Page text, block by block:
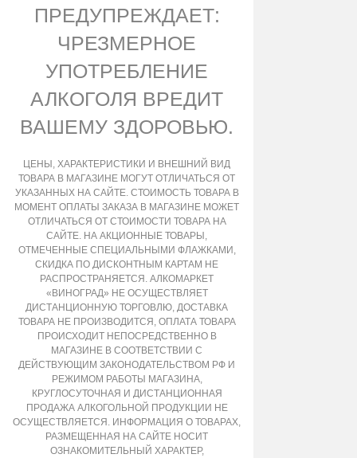
ПРЕДУПРЕЖДАЕТ:
ЧРЕЗМЕРНОЕ
УПОТРЕБЛЕНИЕ
АЛКОГОЛЯ ВРЕДИТ
ВАШЕМУ ЗДОРОВЬЮ.
ЦЕНЫ, ХАРАКТЕРИСТИКИ И ВНЕШНИЙ ВИД
ТОВАРА В МАГАЗИНЕ МОГУТ ОТЛИЧАТЬСЯ ОТ
УКАЗАННЫХ НА САЙТЕ. СТОИМОСТЬ ТОВАРА В
МОМЕНТ ОПЛАТЫ ЗАКАЗА В МАГАЗИНЕ МОЖЕТ
ОТЛИЧАТЬСЯ ОТ СТОИМОСТИ ТОВАРА НА
САЙТЕ. НА АКЦИОННЫЕ ТОВАРЫ,
ОТМЕЧЕННЫЕ СПЕЦИАЛЬНЫМИ ФЛАЖКАМИ,
СКИДКА ПО ДИСКОНТНЫМ КАРТАМ НЕ
РАСПРОСТРАНЯЕТСЯ. АЛКОМАРКЕТ
«ВИНОГРАД» НЕ ОСУЩЕСТВЛЯЕТ
ДИСТАНЦИОННУЮ ТОРГОВЛЮ, ДОСТАВКА
ТОВАРА НЕ ПРОИЗВОДИТСЯ, ОПЛАТА ТОВАРА
ПРОИСХОДИТ НЕПОСРЕДСТВЕННО В
МАГАЗИНЕ В СООТВЕТСТВИИ С
ДЕЙСТВУЮЩИМ ЗАКОНОДАТЕЛЬСТВОМ РФ И
РЕЖИМОМ РАБОТЫ МАГАЗИНА,
КРУГЛОСУТОЧНАЯ И ДИСТАНЦИОННАЯ
ПРОДАЖА АЛКОГОЛЬНОЙ ПРОДУКЦИИ НЕ
ОСУЩЕСТВЛЯЕТСЯ. ИНФОРМАЦИЯ О ТОВАРАХ,
РАЗМЕЩЕННАЯ НА САЙТЕ НОСИТ
ОЗНАКОМИТЕЛЬНЫЙ ХАРАКТЕР,